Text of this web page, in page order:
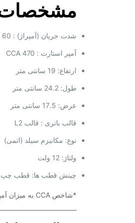
شدت جریان (آمپراژ) : 60 AH
آمپر استارت : 470 CCA
ارتفاع: 19 سانتی متر
طول: 24.2 سانتی متر
عرض: 17.5 سانتی متر
قالب باتری : قالب L2
نوع: مکانیزم سیلد (اتمی)
ولتاژ: 12 ولت
چینش قطب ها: قطب چپ
*شاخص CCA به میزان آمپری گفته می شود که یک باتری 12 ولتی می تواند در دمای صفر درجه فارنهایت برای مدت زمان 30 دقیقه تولید کند.